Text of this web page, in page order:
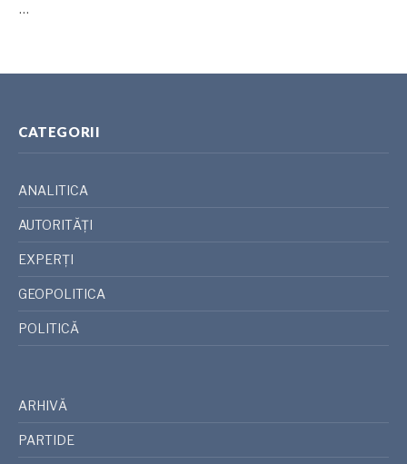
…
CATEGORII
ANALITICA
AUTORITĂȚI
EXPERȚI
GEOPOLITICA
POLITICĂ
ARHIVĂ
PARTIDE